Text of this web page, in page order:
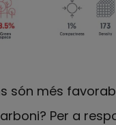
són més
Per a